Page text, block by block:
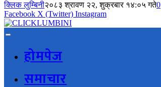
क्लिक लुम्बिनी२०८३ श्रावण २२, शुक्रबार १४:०५ गते0
Facebook X (Twitter) Instagram
होमपेज
समाचार